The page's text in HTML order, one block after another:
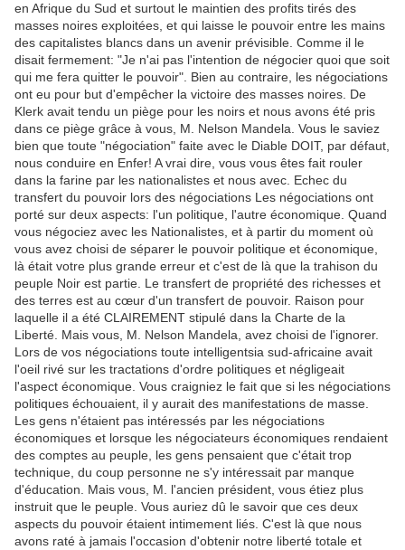
en Afrique du Sud et surtout le maintien des profits tirés des
masses noires exploitées, et qui laisse le pouvoir entre les mains
des capitalistes blancs dans un avenir prévisible. Comme il le
disait fermement: "Je n'ai pas l'intention de négocier quoi que soit
qui me fera quitter le pouvoir". Bien au contraire, les négociations
ont eu pour but d'empêcher la victoire des masses noires. De
Klerk avait tendu un piège pour les noirs et nous avons été pris
dans ce piège grâce à vous, M. Nelson Mandela. Vous le saviez
bien que toute "négociation" faite avec le Diable DOIT, par défaut,
nous conduire en Enfer! A vrai dire, vous vous êtes fait rouler
dans la farine par les nationalistes et nous avec. Echec du
transfert du pouvoir lors des négociations Les négociations ont
porté sur deux aspects: l'un politique, l'autre économique. Quand
vous négociez avec les Nationalistes, et à partir du moment où
vous avez choisi de séparer le pouvoir politique et économique,
là était votre plus grande erreur et c'est de là que la trahison du
peuple Noir est partie. Le transfert de propriété des richesses et
des terres est au cœur d'un transfert de pouvoir. Raison pour
laquelle il a été CLAIREMENT stipulé dans la Charte de la
Liberté. Mais vous, M. Nelson Mandela, avez choisi de l'ignorer.
Lors de vos négociations toute intelligentsia sud-africaine avait
l'oeil rivé sur les tractations d'ordre politiques et négligeait
l'aspect économique. Vous craigniez le fait que si les négociations
politiques échouaient, il y aurait des manifestations de masse.
Les gens n'étaient pas intéressés par les négociations
économiques et lorsque les négociateurs économiques rendaient
des comptes au peuple, les gens pensaient que c'était trop
technique, du coup personne ne s'y intéressait par manque
d'éducation. Mais vous, M. l'ancien président, vous étiez plus
instruit que le peuple. Vous auriez dû le savoir que ces deux
aspects du pouvoir étaient intimement liés. C'est là que nous
avons raté à jamais l'occasion d'obtenir notre liberté totale et